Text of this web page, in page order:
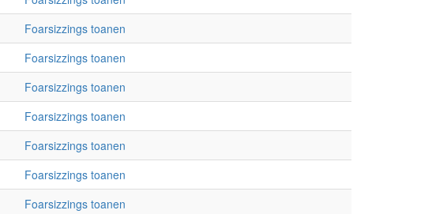
Foarsizzings toanen
Foarsizzings toanen
Foarsizzings toanen
Foarsizzings toanen
Foarsizzings toanen
Foarsizzings toanen
Foarsizzings toanen